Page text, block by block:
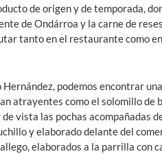
de origen y de temporada,
de Ondárroa y la carne de
tanto en el restaurante como
podemos encontrar
atrayentes como el solomillo de
vista las pochas acompañadas
y elaborado delante del
elaborados a la parrilla con